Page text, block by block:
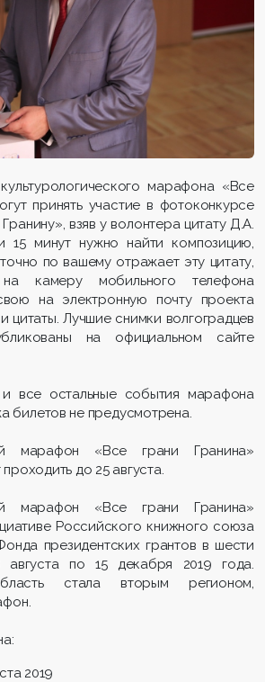
марафона «Все
принять участие в фотоконкурсе
взяв у волонтера цитату Д.А.
15 минут нужно найти композицию,
по вашему отражает эту цитату,
камеру мобильного телефона
на электронную почту проекта
цитаты. Лучшие снимки волгоградцев
на официальном сайте
все остальные события марафона
билетов не предусмотрена.
марафон «Все грани Гранина»
до 25 августа.
марафон «Все грани Гранина»
Российского книжного союза
президентских грантов в шести
по 15 декабря 2019 года.
стала вторым регионом,
2019